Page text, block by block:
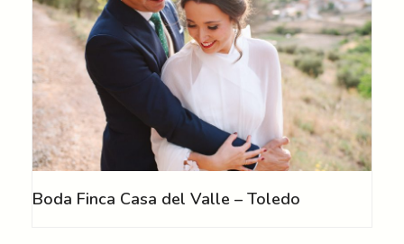
Boda Finca Casa del Valle – Toledo